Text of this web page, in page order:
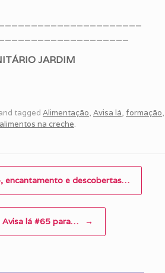
JARDIM
tagged Alimentação, Avisa lá, formação,
na creche.
encantamento e descobertas…
Avisa lá #65 para… →